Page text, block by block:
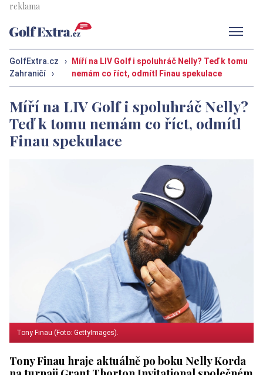
GolfExtra.cz
›
Zahraničí
›
Míří na LIV Golf i spoluhráč Nelly? Teď k tomu
nemám co říct, odmítl Finau spekulace
Míří na LIV Golf i spoluhráč Nelly?
Teď k tomu nemám co říct, odmítl
Finau spekulace
Tony Finau (Foto: GettyImages).
Tony Finau hraje aktuálně po boku Nelly Korda